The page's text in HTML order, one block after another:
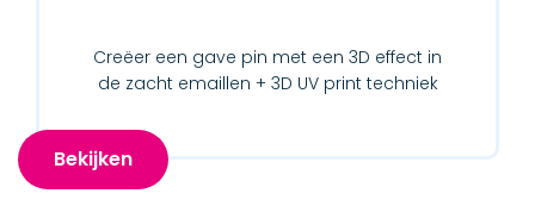
Creëer een gave pin met een 3D effect in
de zacht emaillen + 3D UV print techniek
Bekijken